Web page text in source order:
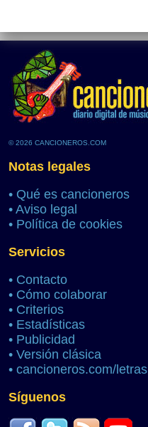
© 2026 CANCIONEROS.COM
Notas legales
• Qué es cancioneros
• Aviso legal
• Política de cookies
Servicios
• Contacto
• Cómo colaborar
• Criterios
• Estadísticas
• Publicidad
• Versión clásica
• cancioneros.com/letras
Síguenos